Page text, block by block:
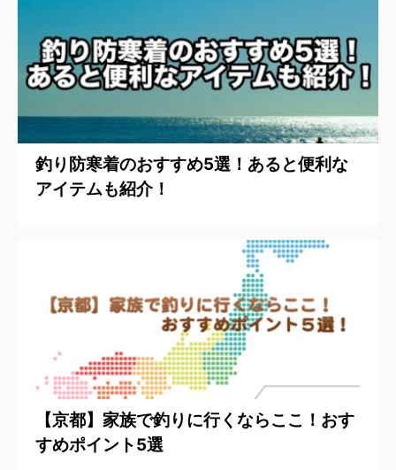
釣り防寒着のおすすめ5選！あると便利な
アイテムも紹介！
【京都】家族で釣りに行くならここ！おす
すめポイント5選